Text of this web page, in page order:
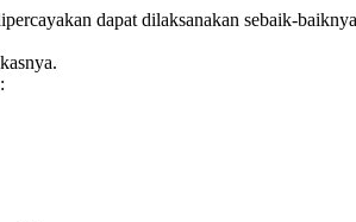
dapat dilaksanakan sebaik-